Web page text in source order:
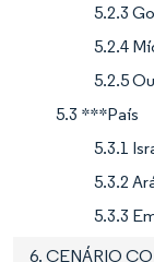
5.2.3
5.2.4
5.2.5
5.3 ***País
5.3.1
5.3.2
5.3.3
6. CENÁRIO